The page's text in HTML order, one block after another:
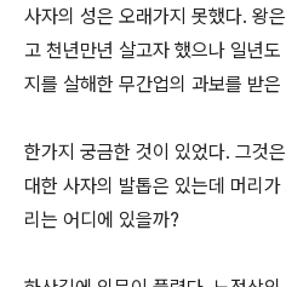
사자의 성은 오래가지 못했다. 왕
고 천년만년 살고자 했으나 일년
지를 살해한 무간업의 과보를 받
한가지 궁금한 것이 있었다. 그것
대한 사자의 발톱은 있는데 머리
리는 어디에 있을까?